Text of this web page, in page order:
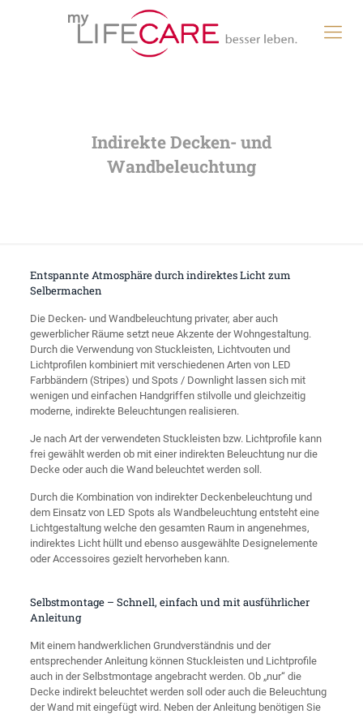
Indirekte Decken- und
Wandbeleuchtung
Entspannte Atmosphäre durch indirektes Licht zum
Selbermachen
Die Decken- und Wandbeleuchtung privater, aber auch
gewerblicher Räume setzt neue Akzente der Wohngestaltung.
Durch die Verwendung von Stuckleisten, Lichtvouten und
Lichtprofilen kombiniert mit verschiedenen Arten von LED
Farbbändern (Stripes) und Spots / Downlight lassen sich mit
wenigen und einfachen Handgriffen stilvolle und gleichzeitig
moderne, indirekte Beleuchtungen realisieren.
Je nach Art der verwendeten Stuckleisten bzw. Lichtprofile kann
frei gewählt werden ob mit einer indirekten Beleuchtung nur die
Decke oder auch die Wand beleuchtet werden soll.
Durch die Kombination von indirekter Deckenbeleuchtung und
dem Einsatz von LED Spots als Wandbeleuchtung entsteht eine
Lichtgestaltung welche den gesamten Raum in angenehmes,
indirektes Licht hüllt und ebenso ausgewählte Designelemente
oder Accessoires gezielt hervorheben kann.
Selbstmontage – Schnell, einfach und mit ausführlicher
Anleitung
Mit einem handwerklichen Grundverständnis und der
entsprechender Anleitung können Stuckleisten und Lichtprofile
auch in der Selbstmontage angebracht werden. Ob „nur“ die
Decke indirekt beleuchtet werden soll oder auch die Beleuchtung
der Wand mit eingefügt wird. Neben der Anleitung benötigen Sie